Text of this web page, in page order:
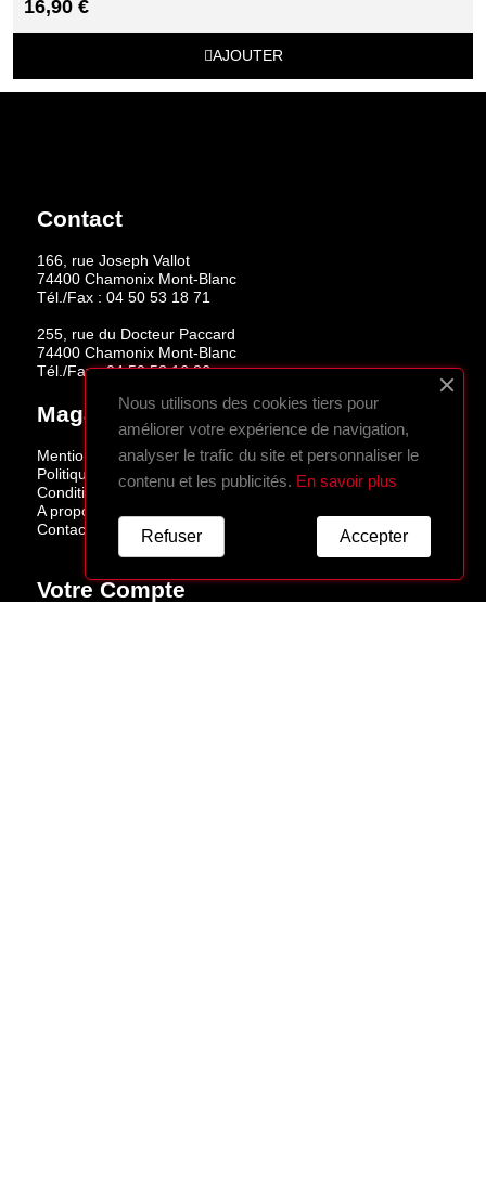
16,90 €
AJOUTER
Contact
166, rue Joseph Vallot
74400 Chamonix Mont-Blanc
Tél./Fax : 04 50 53 18 71
255, rue du Docteur Paccard
74400 Chamonix Mont-Blanc
Tél./Fax :04 50 53 16 86
Magasins
Mentions légales
Politique de confidentialité
Conditions de vente
A propos
Contactez-nous
Votre Compte
Nous utilisons des cookies tiers pour
améliorer votre expérience de navigation,
analyser le trafic du site et personnaliser le
contenu et les publicités. En savoir plus
Accepter
Refuser